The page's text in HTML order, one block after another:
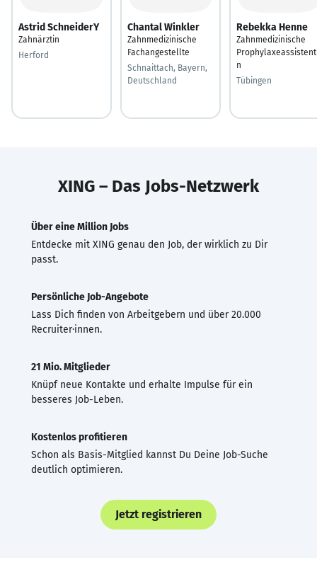
Astrid SchneiderY
Zahnärztin
Herford
Chantal Winkler
Zahnmedizinische
Fachangestellte
Schnaittach, Bayern,
Deutschland
Rebekka Henne
Zahnmedizinische
n
Tübingen
XING – Das Jobs-Netzwerk
Über eine Million Jobs
Entdecke mit XING genau den Job, der wirklich zu Dir
passt.
Persönliche Job-Angebote
Lass Dich finden von Arbeitgebern und über 20.000
Recruiter·innen.
21 Mio. Mitglieder
Knüpf neue Kontakte und erhalte Impulse für ein
besseres Job-Leben.
Kostenlos profitieren
Schon als Basis-Mitglied kannst Du Deine Job-Suche
deutlich optimieren.
Jetzt registrieren